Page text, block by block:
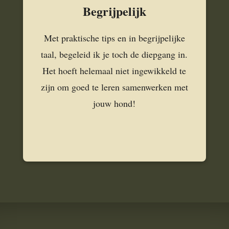
Begrijpelijk
Met praktische tips en in begrijpelijke
taal, begeleid ik je toch de diepgang in.
Het hoeft helemaal niet ingewikkeld te
zijn om goed te leren samenwerken met
jouw hond!